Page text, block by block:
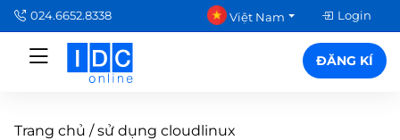
024.6652.8338 Việt Nam Login
ĐĂNG KÍ
Trang chủ /sử dụng cloudlinux